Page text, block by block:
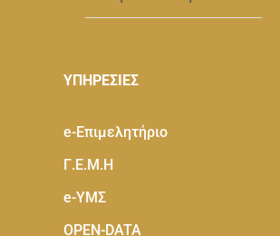
ΥΠΗΡΕΣΙΕΣ
e-Eπιμελητήριο
Γ.Ε.Μ.Η
e-ΥΜΣ
OPEN-DATA